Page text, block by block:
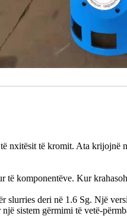
nxitësit të kromit. Ata
komponentëve. Kur
deri në 1.6 Sg. Një
sistem gërmimi të vetë-